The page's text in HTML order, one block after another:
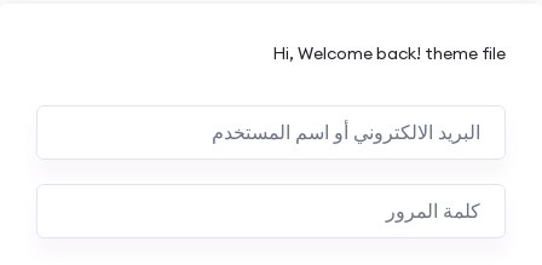
Hi, Welcome back! theme file